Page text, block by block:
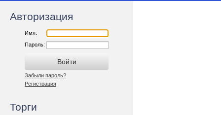
Авторизация
Имя:
Пароль:
Забыли пароль?
Регистрация
Торги